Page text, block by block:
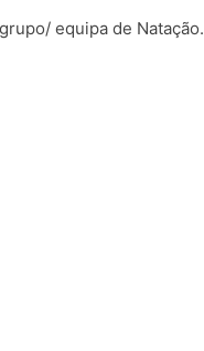
equipa de Natação.